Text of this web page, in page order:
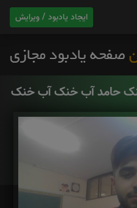
ایجاد یادبود / ویرایش
حامد آب خنک آب خنک